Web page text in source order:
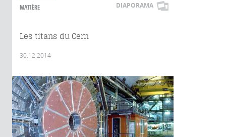
MATIÈRE DIAPORAMA
Les titans du Cern
30.12.2014